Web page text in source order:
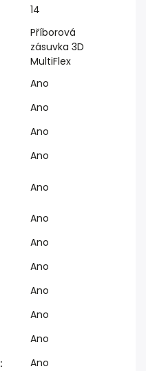
14
Příborová
zásuvka 3D
MultiFlex
Ano
Ano
Ano
Ano
Ano
Ano
Ano
Ano
Ano
Ano
Ano
:
Ano